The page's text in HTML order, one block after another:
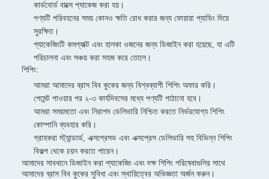
কার্ডবোর্ড বাক্সে প্যাকেজ করা হয়।
পণ্যটি পরিবহনের সময় কোনও ক্ষতি রোধ করার জন্য ফোয়ারা প্যাডিং দিয়ে
সুরক্ষিত।
প্যাকেজিংটি কমপ্যাক্ট এবং হালকা ওজনের জন্য ডিজাইন করা হয়েছে, যা এটি
পরিচালনা এবং সঞ্চয় করা সহজ করে তোলে।
শিপিং:
আমরা আমাদের ব্রাস বিব কুকের জন্য বিশ্বব্যাপী শিপিং অফার করি।
পেমেন্ট পাওয়ার পর ২-৩ কার্যদিবসের মধ্যে পণ্যটি পাঠানো হবে।
আমরা সময়মতো এবং নিরাপদ ডেলিভারি নিশ্চিত করতে নির্ভরযোগ্য শিপিং
কোম্পানি ব্যবহার করি।
গ্রাহকরা স্ট্যান্ডার্ড, এক্সপ্রেসড এবং এক্সপ্রেস ডেলিভারি সহ বিভিন্ন শিপিং
বিকল্প থেকে চয়ন করতে পারেন।
আমাদের সাবধানে ডিজাইন করা প্যাকেজিং এবং দক্ষ শিপিং পরিষেবাগুলির সাথে
আমাদের ব্রাস বিব কুকের সুবিধা এবং স্থায়িত্বের অভিজ্ঞতা অর্জন করুন।